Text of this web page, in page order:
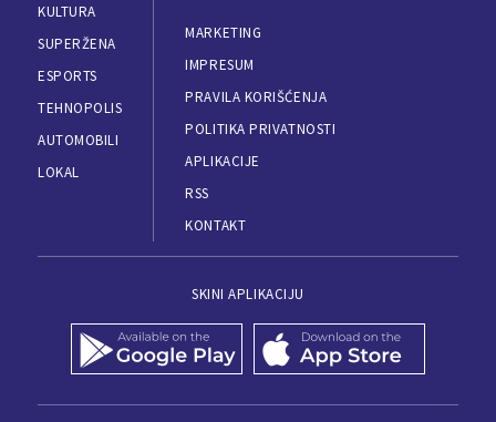
KULTURA
SUPERŽENA
ESPORTS
TEHNOPOLIS
AUTOMOBILI
LOKAL
MARKETING
IMPRESUM
PRAVILA KORIŠĆENJA
POLITIKA PRIVATNOSTI
APLIKACIJE
RSS
KONTAKT
SKINI APLIKACIJU